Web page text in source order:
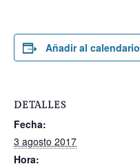
Añadir al calendario
DETALLES
Fecha:
3 agosto 2017
Hora: